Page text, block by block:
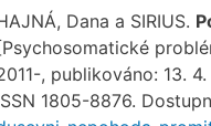
Dana a SIRIUS.
, publikováno: 13.
1805-8876.